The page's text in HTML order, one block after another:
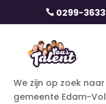
 0299-
We zijn op zoek
gemeente Edam-